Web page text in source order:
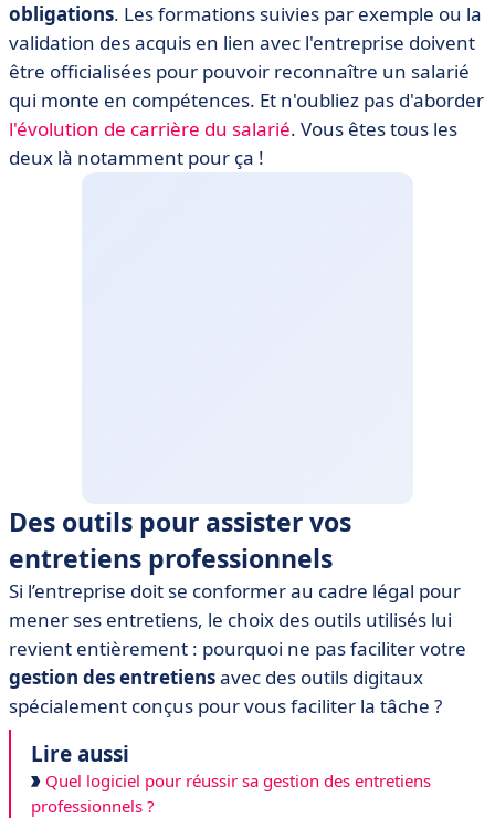
obligations. Les formations suivies par exemple ou la
validation des acquis en lien avec l'entreprise doivent
être officialisées pour pouvoir reconnaître un salarié
qui monte en compétences. Et n'oubliez pas d'aborder
l'évolution de carrière du salarié. Vous êtes tous les
deux là notamment pour ça !
Des outils pour assister vos
entretiens professionnels
Si l’entreprise doit se conformer au cadre légal pour
mener ses entretiens, le choix des outils utilisés lui
revient entièrement : pourquoi ne pas faciliter votre
gestion des entretiensavec des outils digitaux
spécialement conçus pour vous faciliter la tâche ?
Lire aussi
Quel logiciel pour réussir sa gestion des entretiens
professionnels ?